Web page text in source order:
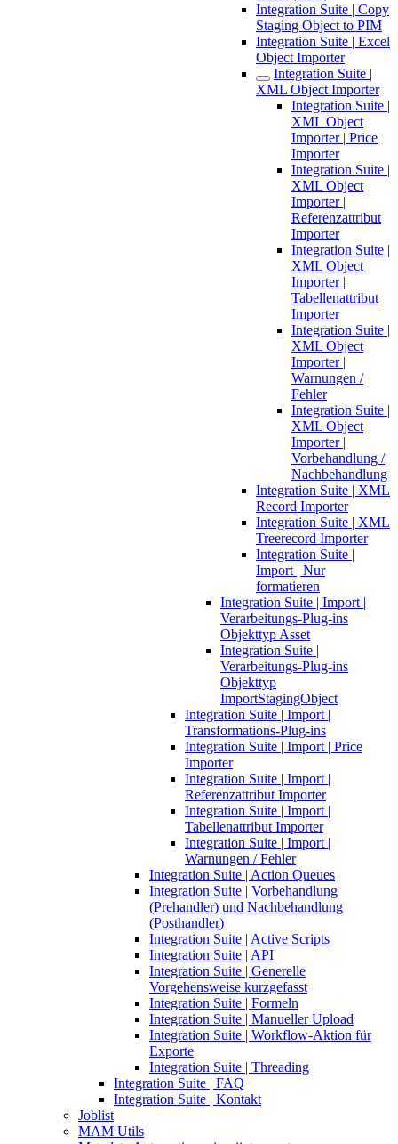
Integration Suite | Copy
Staging Object to PIM
Integration Suite | Excel
Object Importer
Integration Suite |
XML Object Importer
Integration Suite |
XML Object
Importer | Price
Importer
Integration Suite |
XML Object
Importer |
Referenzattribut
Importer
Integration Suite |
XML Object
Importer |
Tabellenattribut
Importer
Integration Suite |
XML Object
Importer |
Warnungen /
Fehler
Integration Suite |
XML Object
Importer |
Vorbehandlung /
Nachbehandlung
Integration Suite | XML
Record Importer
Integration Suite | XML
Treerecord Importer
Integration Suite |
Import | Nur
formatieren
Integration Suite | Import |
Verarbeitungs-Plug-ins
Objekttyp Asset
Integration Suite |
Verarbeitungs-Plug-ins
Objekttyp
ImportStagingObject
Integration Suite | Import |
Transformations-Plug-ins
Integration Suite | Import | Price
Importer
Integration Suite | Import |
Referenzattribut Importer
Integration Suite | Import |
Tabellenattribut Importer
Integration Suite | Import |
Warnungen / Fehler
Integration Suite | Action Queues
Integration Suite | Vorbehandlung
(Prehandler) und Nachbehandlung
(Posthandler)
Integration Suite | Active Scripts
Integration Suite | API
Integration Suite | Generelle
Vorgehensweise kurzgefasst
Integration Suite | Formeln
Integration Suite | Manueller Upload
Integration Suite | Workflow-Aktion für
Exporte
Integration Suite | Threading
Integration Suite | FAQ
Integration Suite | Kontakt
Joblist
MAM Utils